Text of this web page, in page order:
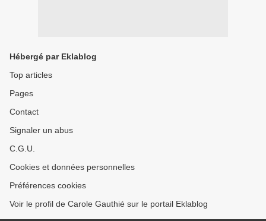
Hébergé par Eklablog
Top articles
Pages
Contact
Signaler un abus
C.G.U.
Cookies et données personnelles
Préférences cookies
Voir le profil de Carole Gauthié sur le portail Eklablog